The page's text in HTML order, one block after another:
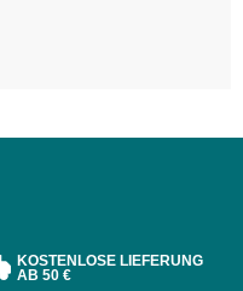
KOSTENLOSE LIEFERUNG
AB 50 €